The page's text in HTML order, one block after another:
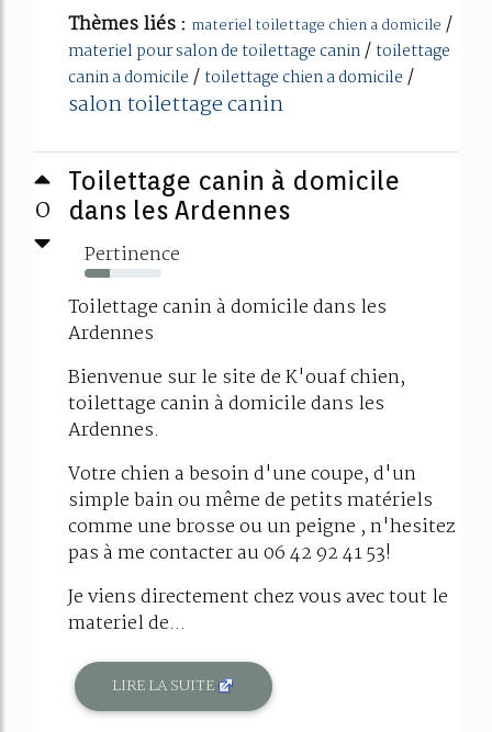
Thèmes liés : materiel toilettage chien a domicile /
materiel pour salon de toilettage canin/ toilettage
canin a domicile / toilettage chien a domicile /
salon toilettage canin
0
Toilettage canin à domicile
dans les Ardennes
Pertinence
33%
Toilettage canin à domicile dans les
Ardennes
Bienvenue sur le site de K'ouaf chien,
toilettage canin à domicile dans les
Ardennes.
Votre chien a besoin d'une coupe, d'un
simple bain ou même de petits matériels
comme une brosse ou un peigne , n'hesitez
pas à me contacter au 06 42 92 41 53!
Je viens directement chez vous avec tout le
materiel de...
LIRE LA SUITE